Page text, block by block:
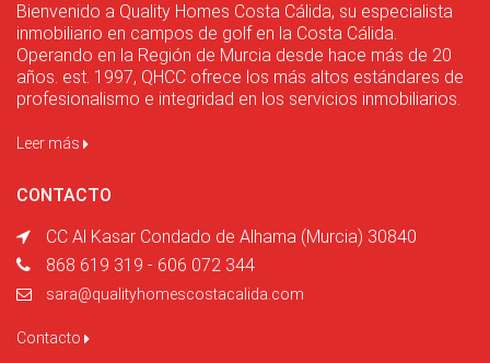
Bienvenido a Quality Homes Costa Cálida, su especialista
inmobiliario en campos de golf en la Costa Cálida.
Operando en la Región de Murcia desde hace más de 20
años. est. 1997, QHCC ofrece los más altos estándares de
profesionalismo e integridad en los servicios inmobiliarios.
Leer más
CONTACTO
CC Al Kasar Condado de Alhama (Murcia) 30840
868 619 319 - 606 072 344
sara@qualityhomescostacalida.com
Contacto